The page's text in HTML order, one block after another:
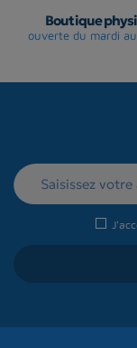
Boutique
ouverte du mardi